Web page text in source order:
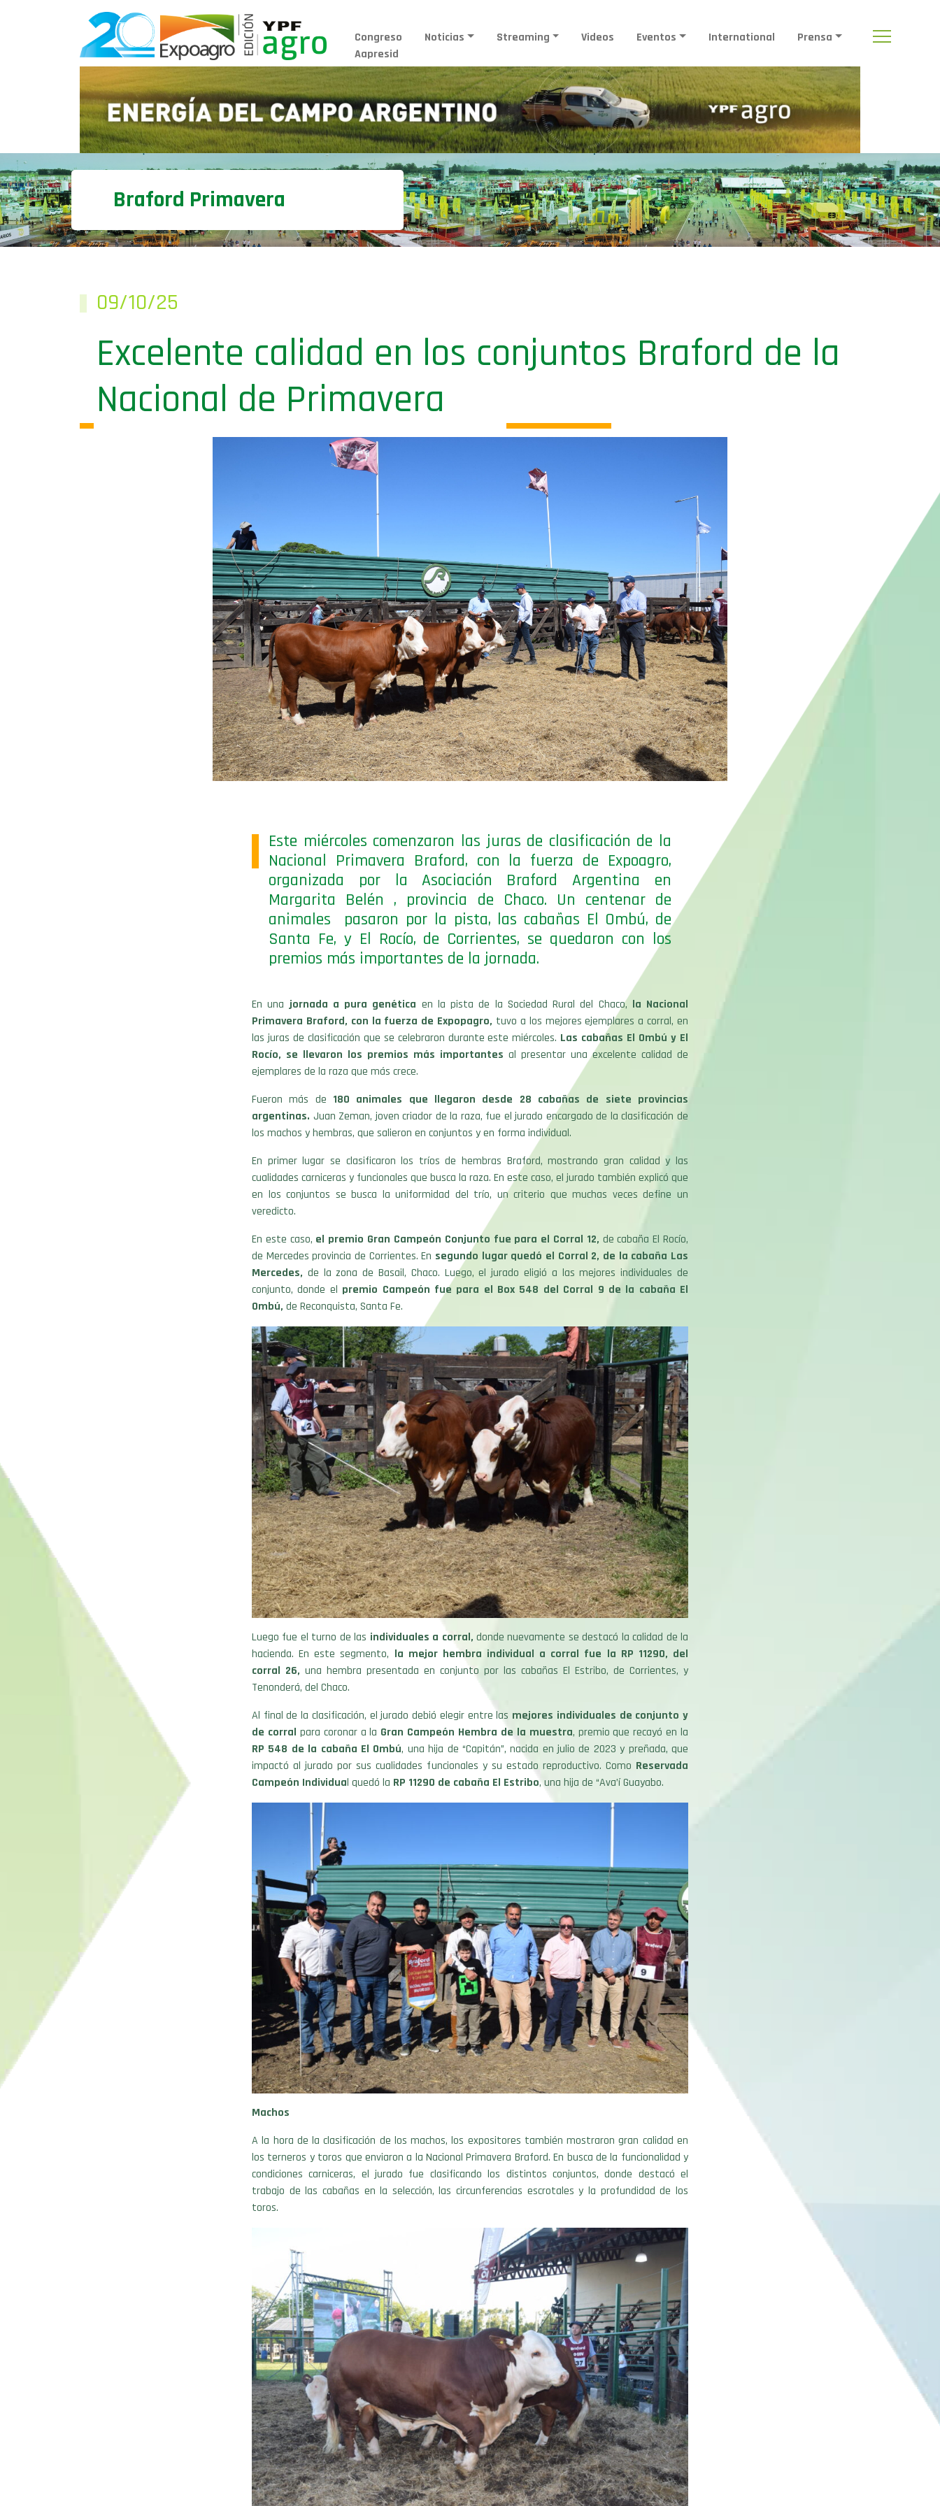
Congreso
Aapresid
Noticias Streaming Videos Eventos International Prensa
Braford Primavera
09/10/25
Excelente calidad en los conjuntos Braford de la
Nacional de Primavera
Este miércoles comenzaron las juras de clasificación de la
Nacional Primavera Braford, con la fuerza de Expoagro,
organizada por la Asociación Braford Argentina en
Margarita Belén , provincia de Chaco. Un centenar de
animales pasaron por la pista, las cabañas El Ombú, de
Santa Fe, y El Rocío, de Corrientes, se quedaron con los
premios más importantes de la jornada.
En unajornada a pura genética en la pista de la Sociedad Rural del Chaco, la Nacional
Primavera Braford, con la fuerza de Expopagro, tuvo a los mejores ejemplares a corral, en
las juras de clasificación que se celebraron durante este miércoles. Las cabañas El Ombú y El
Rocío, se llevaron los premios más importantes al presentar una excelente calidad de
ejemplares de la raza que más crece.
Fueron más de 180 animales que llegaron desde 28 cabañas de siete provincias
argentinas. Juan Zeman, joven criador de la raza, fue el jurado encargado de la clasificación de
los machos y hembras, que salieron en conjuntos y en forma individual.
En primer lugar se clasificaron los tríos de hembras Braford, mostrando gran calidad y las
cualidades carniceras y funcionales que busca la raza. En este caso, el jurado también explicó que
en los conjuntos se busca la uniformidad del trío, un criterio que muchas veces define un
veredicto.
En este caso, el premio Gran Campeón Conjunto fue para el Corral 12, de cabaña El Rocío,
de Mercedes provincia de Corrientes. En segundo lugar quedó el Corral 2, de la cabaña Las
Mercedes, de la zona de Basail, Chaco. Luego, el jurado eligió a las mejores individuales de
conjunto, donde el premio Campeón fue para el Box 548 del Corral 9 de la cabaña El
Ombú, de Reconquista, Santa Fe.
Luego fue el turno de las individuales a corral, donde nuevamente se destacó la calidad de la
hacienda. En este segmento, la mejor hembra individual a corral fue la RP 11290, del
corral 26, una hembra presentada en conjunto por las cabañas El Estribo, de Corrientes, y
Tenonderá, del Chaco.
Al final de la clasificación, el jurado debió elegir entre las mejores individuales de conjunto y
de corral para coronar a la Gran Campeón Hembra de la muestra, premio que recayó en la
RP 548 de la cabaña El Ombú, una hija de “Capitán”, nacida en julio de 2023 y preñada, que
impactó al jurado por sus cualidades funcionales y su estado reproductivo. Como Reservada
Campeón Individual quedó la RP 11290 de cabaña El Estribo, una hija de “Ava’í Guayabo.
Machos
A la hora de la clasificación de los machos, los expositores también mostraron gran calidad en
los terneros y toros que enviaron a la Nacional Primavera Braford. En busca de la funcionalidad y
condiciones carniceras, el jurado fue clasificando los distintos conjuntos, donde destacó el
trabajo de las cabañas en la selección, las circunferencias escrotales y la profundidad de los
toros.